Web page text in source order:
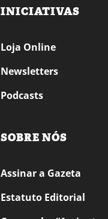
INICIATIVAS
Loja Online
Newsletters
Podcasts
SOBRE NÓS
Assinar a Gazeta
Estatuto Editorial